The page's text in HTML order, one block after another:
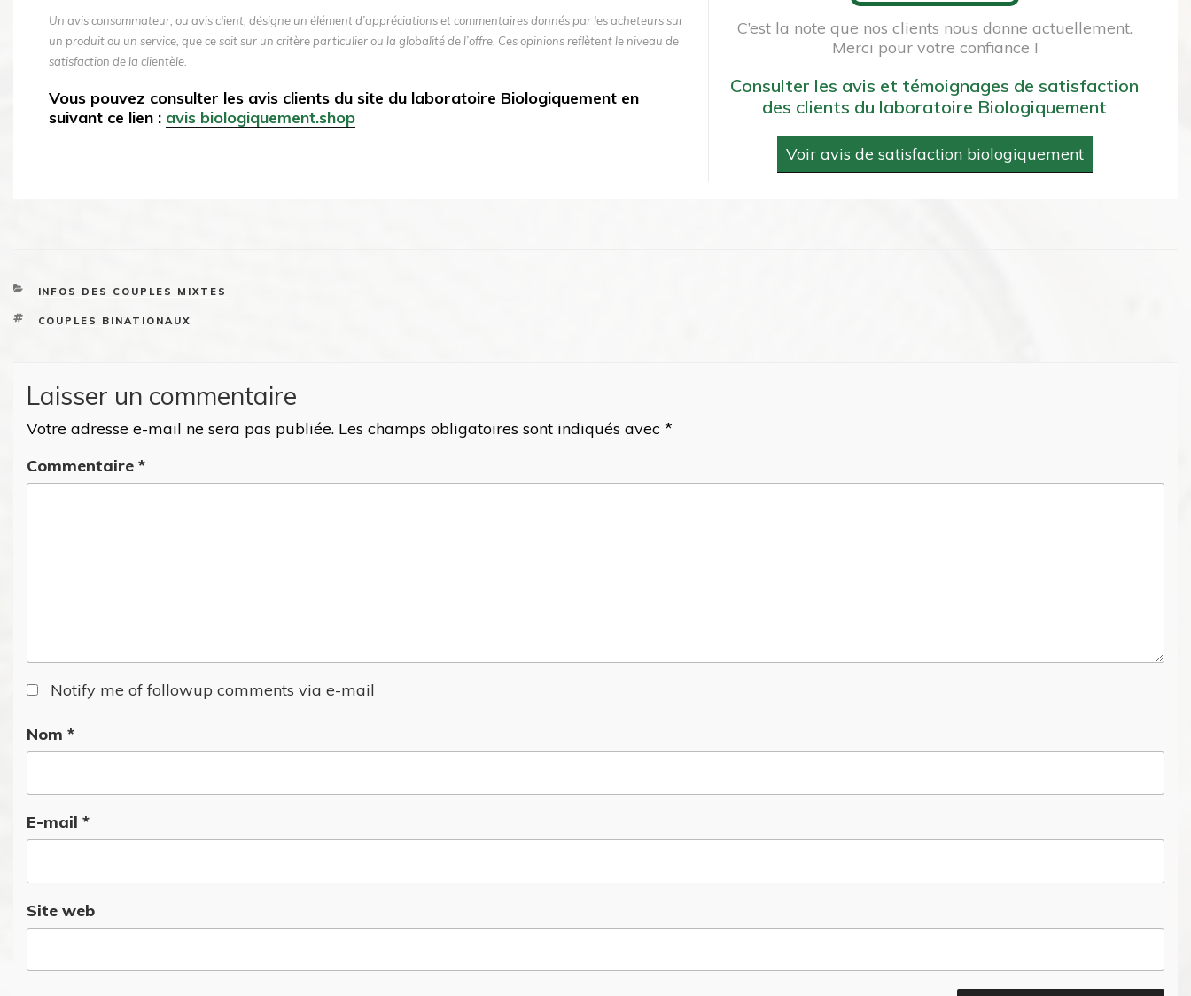
Un avis consommateur, ou avis client, désigne un élément d’appréciations et commentaires donnés par les acheteurs sur
un produit ou un service, que ce soit sur un critère particulier ou la globalité de l’offre. Ces opinions reflètent le niveau de
satisfaction de la clientèle.
Vous pouvez consulter les avis clients du site du laboratoire Biologiquement en
suivant ce lien : avis biologiquement.shop
C’est la note que nos clients nous donne actuellement.
Merci pour votre confiance !
Consulter les avis et témoignages de satisfaction
des clients du laboratoire Biologiquement
Voir avis de satisfaction biologiquement
CATEGORIES
INFOS DES COUPLES MIXTES
TAGS
COUPLES BINATIONAUX
Laisser un commentaire
Votre adresse e-mail ne sera pas publiée. Les champs obligatoires sont indiqués avec *
Commentaire *
Notify me of followup comments via e-mail
Nom *
E-mail *
Site web